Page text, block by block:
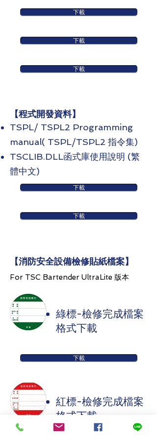
下載
下載
下載
​【程式開發資料】
TSPL/ TSPL2 Programming
manual( TSPL/TSPL2 指令集)
TSCLIB.DLL函式庫使用說明 (繁
體中文)
下載
下載
​【消防安全設備檢修貼紙檔案】
For TSC Bartender UltraLite 版本
​綠標-檢修完成檔案
格式下載
下載
​紅標-檢修完成檔案
格式下載